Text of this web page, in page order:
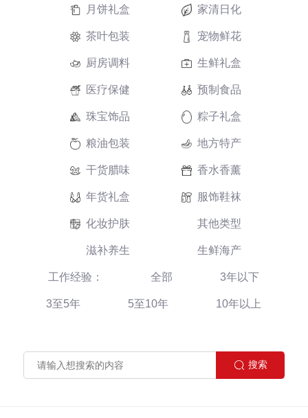
月饼礼盒 家清日化
茶叶包装 宠物鲜花
厨房调料 生鲜礼盒
医疗保健 预制食品
珠宝饰品 粽子礼盒
粮油包装 地方特产
干货腊味 香水香薰
年货礼盒 服饰鞋袜
化妆护肤 其他类型
滋补养生 生鲜海产
工作经验： 全部 3年以下
3至5年 5至10年 10年以上